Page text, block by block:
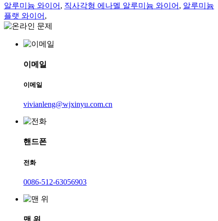
알루미늄 와이어 , 직사각형 에나멜 알루미늄 와이어 , 알루미늄
플랫 와이어 ,
이메일
이메일
vivianleng@wjxinyu.com.cn
핸드폰
전화
0086-512-63056903
맨 위